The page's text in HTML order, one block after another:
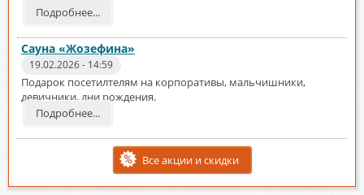
Подробнее...
Сауна «Жозефина»
19.02.2026 - 14:59
Подарок посетилтелям на корпоративы, мальчишники,
девичники, дни рождения.
Подробнее...
Все акции и скидки